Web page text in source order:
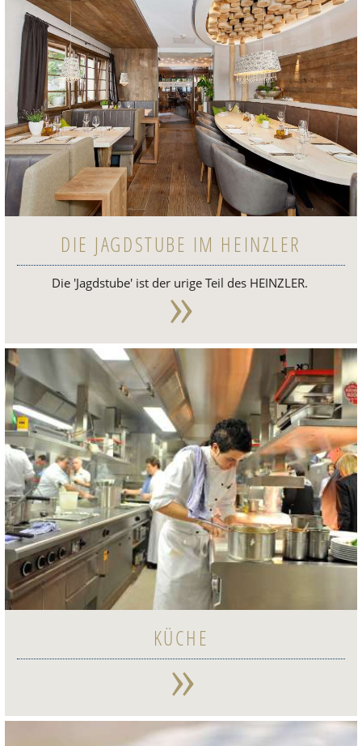
DIE JAGDSTUBE IM HEINZLER
Die 'Jagdstube' ist der urige Teil des HEINZ­LER.
»
KÜCHE
»